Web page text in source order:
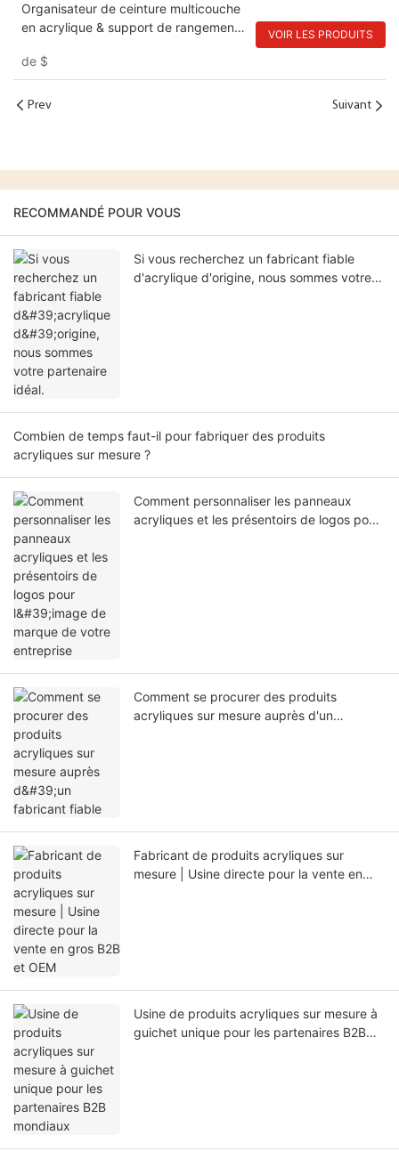
Organisateur de ceinture multicouche
en acrylique & support de rangement
de $
VOIR LES PRODUITS
Prev Suivant
RECOMMANDÉ POUR VOUS
Si vous recherchez un fabricant fiable
d'acrylique d'origine, nous sommes votre
Combien de temps faut-il pour fabriquer des produits
acryliques sur mesure ?
Comment personnaliser les panneaux
acryliques et les présentoirs de logos pour
Comment se procurer des produits
acryliques sur mesure auprès d'un
Fabricant de produits acryliques sur
mesure | Usine directe pour la vente en
Usine de produits acryliques sur mesure à
guichet unique pour les partenaires B2B